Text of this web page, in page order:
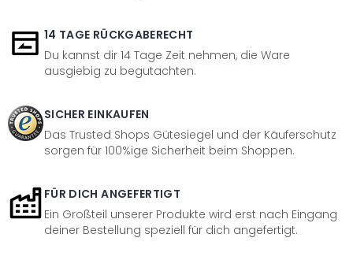
14 TAGE RÜCKGABERECHT
Du kannst dir 14 Tage Zeit nehmen, die Ware
ausgiebig zu begutachten.
SICHER EINKAUFEN
Das Trusted Shops Gütesiegel und der Käuferschutz
sorgen für 100%ige Sicherheit beim Shoppen.
FÜR DICH ANGEFERTIGT
Ein Großteil unserer Produkte wird erst nach Eingang
deiner Bestellung speziell für dich angefertigt.